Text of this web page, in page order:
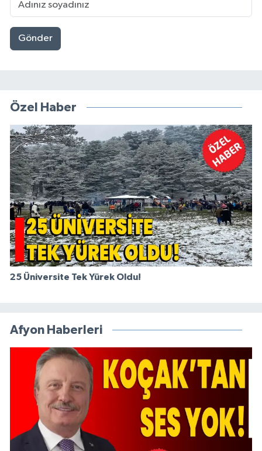
Gönder
Özel Haber
25 Üniversite Tek Yürek Oldu!
Afyon Haberleri